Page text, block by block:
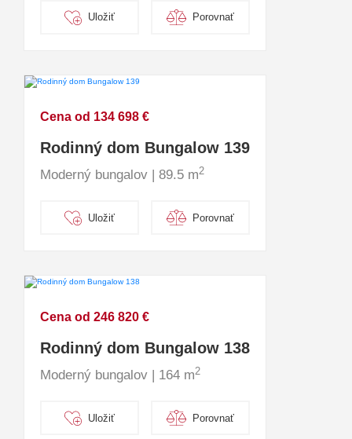
Uložiť Porovnať
Cena od 134 698 €
Rodinný dom Bungalow 139
Moderný bungalov | 89.5 m2
Uložiť Porovnať
Cena od 246 820 €
Rodinný dom Bungalow 138
Moderný bungalov | 164 m2
Uložiť Porovnať